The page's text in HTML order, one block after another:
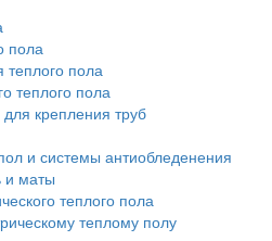
пола
пола
теплого пола
крепления труб
и системы антиобледенения
и маты
теплого пола
теплому полу